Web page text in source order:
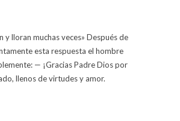
y lloran muchas veces» Después de
esta respuesta el hombre
— ¡Gracias Padre Dios por
llenos de virtudes y amor.